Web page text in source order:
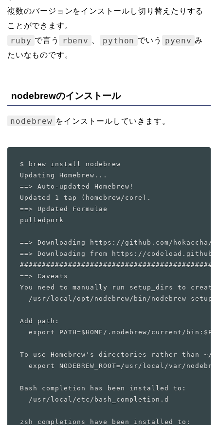
複数のバージョンをインストールし切り替えたりする
ことができます。
ruby で言う rbenv python でいう pyenv み
たいなものです。
nodebrewのインストール
nodebrew をインストールしていきます。
$ brew install nodebrew
Updating Homebrew...
==> Auto-updated Homebrew!
Updated 1 tap (homebrew/core).
==> Updated Formulae
pulledpork
==> Downloading https://github.com/
==> Downloading from https://
==> Caveats
You need to manually run setup_dirs to
/usr/local/opt/nodebrew/bin/nodebrew
Add path:
export PATH=$HOME/.nodebrew/current/
To use Homebrew's directories rather than
export NODEBREW_ROOT=/usr/local/var/
Bash completion has been installed to:
  /usr/local/etc/bash_completion.d
zsh completions have been installed to: